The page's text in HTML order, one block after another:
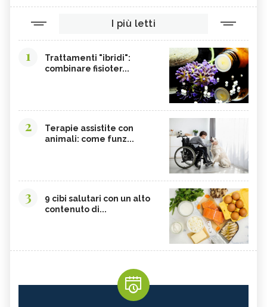
I più letti
1
Trattamenti "ibridi":
combinare fisioter...
2
Terapie assistite con
animali: come funz...
3
9 cibi salutari con un alto
contenuto di...